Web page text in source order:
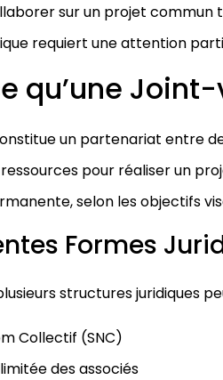
sur un projet commun
requiert une attention
qu’une
un partenariat entre
pour réaliser un
selon les objectifs
Formes
structures juridiques
Collectif (SNC)
des associés